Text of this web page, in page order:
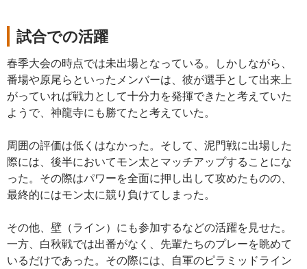
試合での活躍
春季大会の時点では未出場となっている。しかしながら、
番場や原尾らといったメンバーは、彼が選手として出来上
がっていれば戦力として十分力を発揮できたと考えていた
ようで、神龍寺にも勝てたと考えていた。
周囲の評価は低くはなかった。そして、泥門戦に出場した
際には、後半においてモン太とマッチアップすることにな
った。その際はパワーを全面に押し出して攻めたものの、
最終的にはモン太に競り負けてしまった。
その他、壁（ライン）にも参加するなどの活躍を見せた。
一方、白秋戦では出番がなく、先輩たちのプレーを眺めて
いるだけであった。その際には、自軍のピラミッドライン